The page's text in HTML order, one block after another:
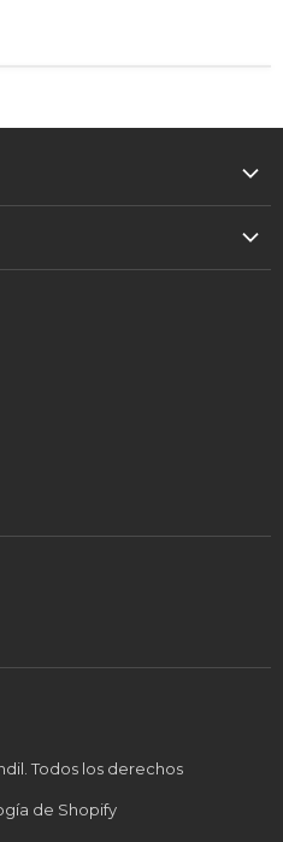
Todos los derechos
de Shopify